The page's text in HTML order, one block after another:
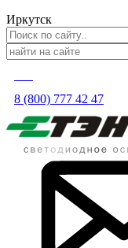
Иркутск
8 (800) 777 42 47